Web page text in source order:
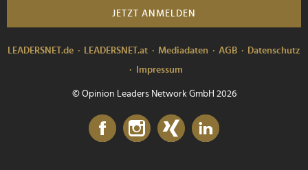
JETZT ANMELDEN
LEADERSNET.de LEADERSNET.at Mediadaten AGB
Datenschutz
Impressum
© Opinion Leaders Network GmbH 2026